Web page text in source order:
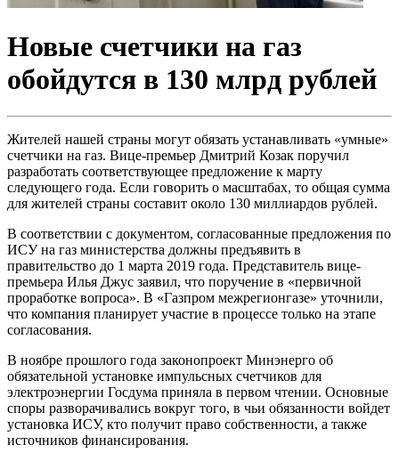
Новые счетчики на газ
обойдутся в 130 млрд рублей
Жителей нашей страны могут обязать устанавливать «умные»
счетчики на газ. Вице-премьер Дмитрий Козак поручил
разработать cоответствующее предложение к марту
следующего года. Если говорить о масштабах, то общая сумма
для жителей страны составит около 130 миллиардов рублей.
В соответствии с документом, согласованные предложения по
ИСУ на газ министерства должны предъявить в
правительство до 1 марта 2019 года. Представитель вице-
премьера Илья Джус заявил, что поручение в «первичной
проработке вопроса». В «Газпром межрегионгазе» уточнили,
что компания планирует участие в процессе только на этапе
согласования.
В ноябре прошлого года законопроект Минэнерго об
обязательной установке импульсных счетчиков для
электроэнергии Госдума приняла в первом чтении. Основные
споры разворачивались вокруг того, в чьи обязанности войдет
установка ИСУ, кто получит право собственности, а также
источников финансирования.